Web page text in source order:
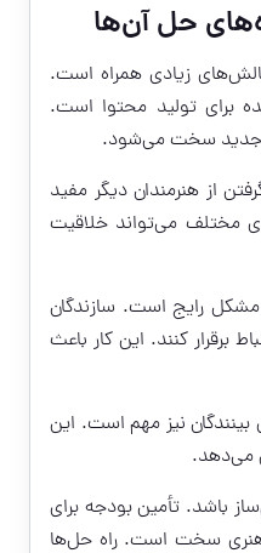
حل آن‌ها
زیادی همراه است.
برای تولید محتوا است.
جدید سخت می‌شود.
از هنرمندان دیگر مفید
مختلف می‌تواند خلاقیت
رایج است. سازندگان
برقرار کنند. این کار باعث
نیز مهم است. این
می‌دهد.
باشد. تأمین بودجه برای
هنری سخت است. راه حل‌ها